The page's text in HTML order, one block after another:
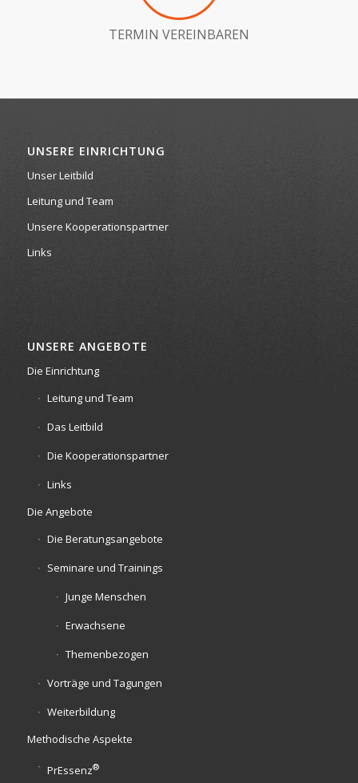
TERMIN VEREINBAREN
UNSERE EINRICHTUNG
Unser Leitbild
Leitung und Team
Unsere Kooperationspartner
Links
UNSERE ANGEBOTE
Die Einrichtung
Leitung und Team
Das Leitbild
Die Kooperationspartner
Links
Die Angebote
Die Beratungsangebote
Seminare und Trainings
Junge Menschen
Erwachsene
Themenbezogen
Vorträge und Tagungen
Weiterbildung
Methodische Aspekte
PrEssenz®